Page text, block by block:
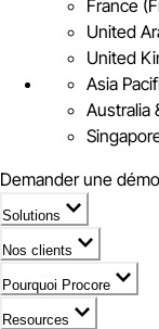
France
United
United
Asia
Australia
Demander une démo
Solutions
Nos clients
Pourquoi Procore
Resources